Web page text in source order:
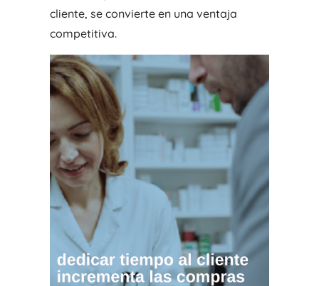
cliente, se convierte en una ventaja
competitiva.